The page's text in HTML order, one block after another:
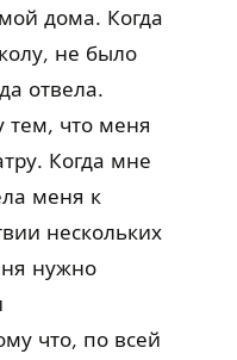
дома. Когда
не было
отвела.
что меня
Когда мне
меня к
нескольких
нужно
что, по всей